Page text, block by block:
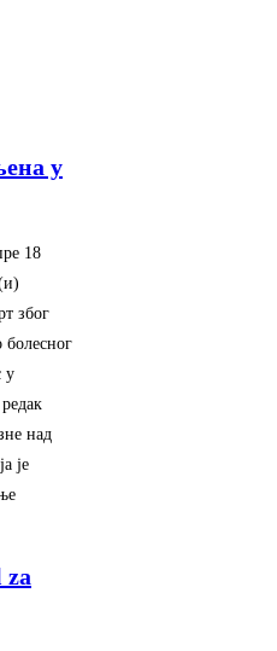
у
18
због
у
над
је
za